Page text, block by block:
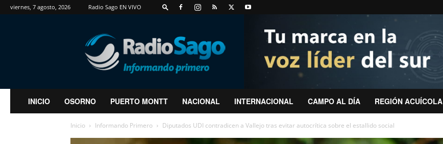
viernes, 7 agosto, 2026 Radio Sago EN VIVO
RadioSago
INICIO OSORNO PUERTO MONTT NACIONAL INTERNACIONAL CAMPO AL DÍA REGIÓN ACUÍCOLA
Inicio Informando Primero Diputados UDI contradicen a Vallejo tras evitar autocrítica sobre el estallido social